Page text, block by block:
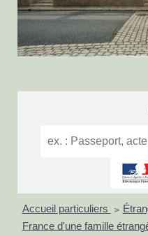
Accueil particuliers >
France d'une famille